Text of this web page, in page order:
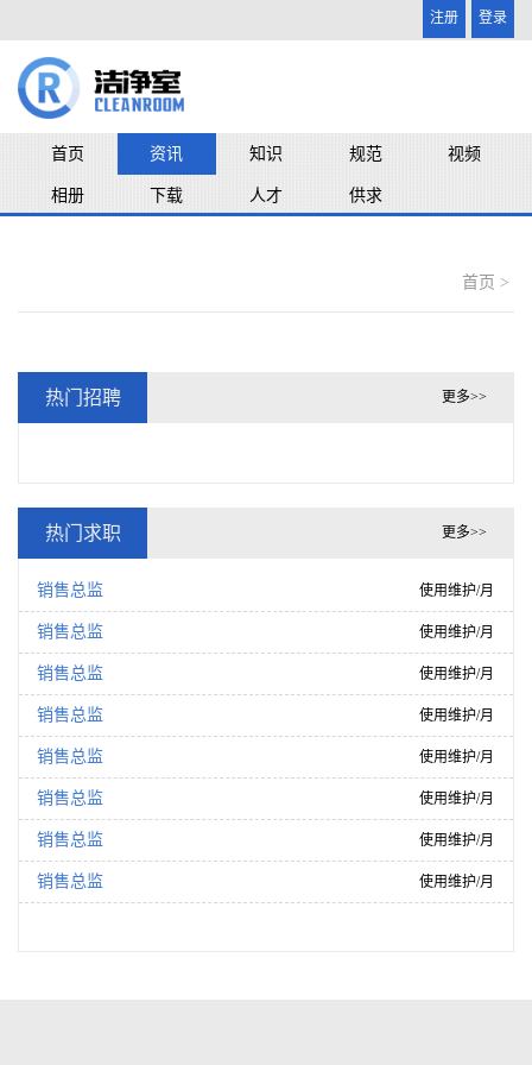
注册 登录
首页 资讯 知识 规范 视频
相册 下载 人才 供求
首页 >
热门招聘 更多>>
热门求职 更多>>
销售总监 使用维护/月
销售总监 使用维护/月
销售总监 使用维护/月
销售总监 使用维护/月
销售总监 使用维护/月
销售总监 使用维护/月
销售总监 使用维护/月
销售总监 使用维护/月